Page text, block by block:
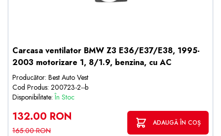
Carcasa ventilator BMW Z3 E36/E37/E38, 1995-
2003 motorizare 1, 8/1.9, benzina, cu AC
Producător: Best Auto Vest
Cod Produs: 200723-2--b
Disponibilitate:În Stoc
132.00 RON
165.00 RON
ADAUGĂ ÎN COȘ